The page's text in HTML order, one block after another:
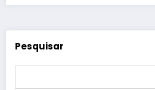
Pesquisar